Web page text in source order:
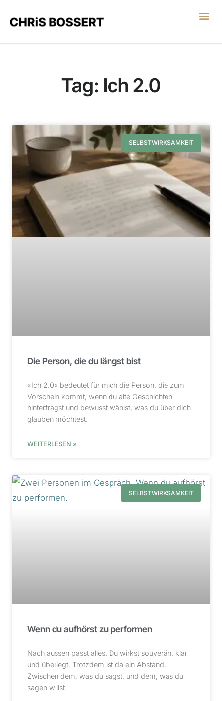
Tag: Ich 2.0
SELBSTWIRKSAMKEIT
Die Person, die du längst bist
«Ich 2.0» bedeutet für mich die Person, die zum
Vorschein kommt, wenn du alte Geschichten
hinterfragst und bewusst wählst, was du über dich
glauben möchtest.
WEITERLESEN »
SELBSTWIRKSAMKEIT
Wenn du aufhörst zu performen
Nach aussen passt alles. Du wirkst souverän, klar
und überlegt. Trotzdem ist da ein Abstand.
Zwischen dem, was du sagst, und dem, was du
sagen willst.